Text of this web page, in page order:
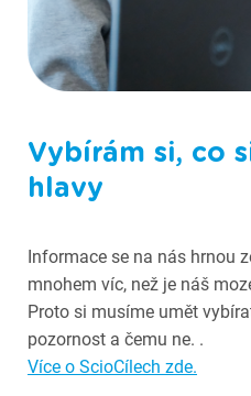
Vybírám si, co
hlavy
Informace se na nás hrnou
mnohem víc, než je náš
Proto si musíme umět
pozornost a čemu ne. .
Více o ScioCílech zde.